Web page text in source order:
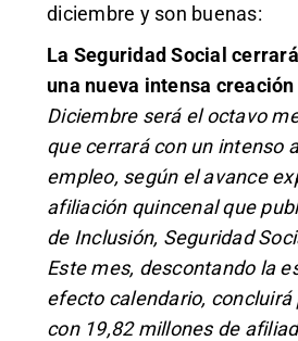
diciembre y son buenas:
La Seguridad Social
una nueva intensa
Diciembre será el octavo
que cerrará con un intenso
empleo, según el avance
afiliación quincenal que
de Inclusión, Seguridad
Este mes, descontando la
efecto calendario,
con 19,82 millones de